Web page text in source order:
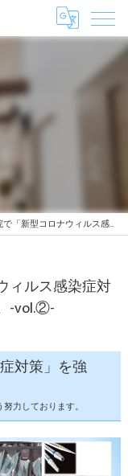
ィルス感染症対策」を強化・徹底しております。-vol.②-
ィルス感染症対
-vol.②-
対策」を強
力しております。